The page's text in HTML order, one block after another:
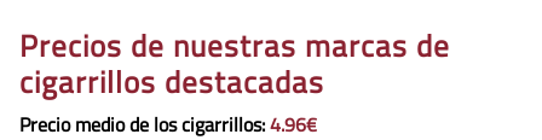
Precios de nuestras marcas de
cigarrillos destacadas
Precio medio de los cigarrillos:4.96€